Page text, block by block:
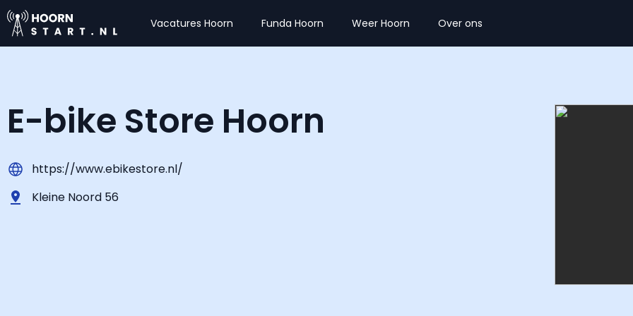
Vacatures Hoorn Funda Hoorn Weer Hoorn Over ons
E-bike Store Hoorn
https://www.ebikestore.nl/
Kleine Noord 56